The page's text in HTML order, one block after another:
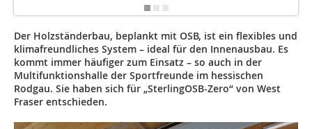
Der Holzständerbau, beplankt mit OSB, ist ein flexibles und
klimafreundliches System – ideal für den Innenausbau. Es
kommt immer häufiger zum Einsatz – so auch in der
Multifunktionshalle der Sportfreunde im hessischen
Rodgau. Sie haben sich für „SterlingOSB-Zero“ von West
Fraser entschieden.